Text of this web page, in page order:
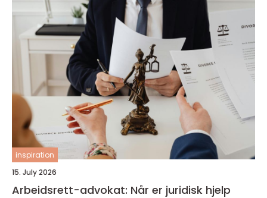
inspiration
15. July 2026
Arbeidsrett-advokat: Når er juridisk hjelp